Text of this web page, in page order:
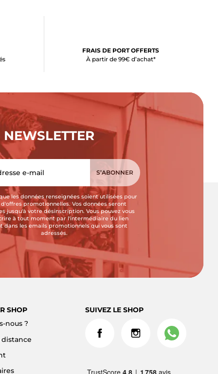
FRAIS DE PORT OFFERTS
À partir de 99€ d’achat*
NEWSLETTER
les données renseignées soient utilisées pour
d'offres promotionnelles. Vos données seront
jusqu'à votre désinscription. Vous pouvez vous
à tout moment par l'intermédiaire du lien
dans les emails promotionnels qui vous sont
adressés.
SHOP
nous ?
distance
SUIVEZ LE SHOP